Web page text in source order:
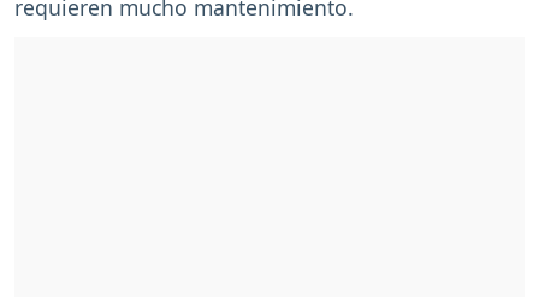
requieren mucho mantenimiento.